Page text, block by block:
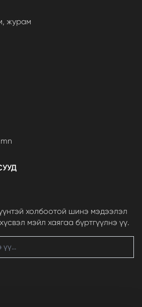
журам
холбоотой шинэ мэдээлэл
мэйл хаягаа бүртгүүлнэ үү.